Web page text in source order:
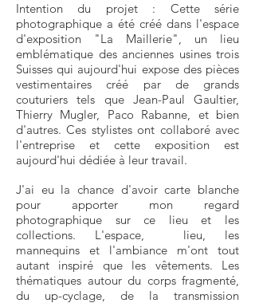
Intention du projet : Cette série
photographique a été créé dans l'espace
d'exposition "La Maillerie", un lieu
emblématique des anciennes usines trois
Suisses qui aujourd'hui expose des pièces
vestimentaires créé par de grands
couturiers tels que Jean-Paul Gaultier,
Thierry Mugler, Paco Rabanne, et bien
d'autres. Ces stylistes ont collaboré avec
l'entreprise et cette exposition est
aujourd'hui dédiée à leur travail.
J'ai eu la chance d'avoir carte blanche
pour apporter mon regard
photographique sur ce lieu et les
collections. L'espace, lieu, les
mannequins et l'ambiance m'ont tout
autant inspiré que les vêtements. Les
thématiques autour du corps fragmenté,
du up-cyclage, de la transmission